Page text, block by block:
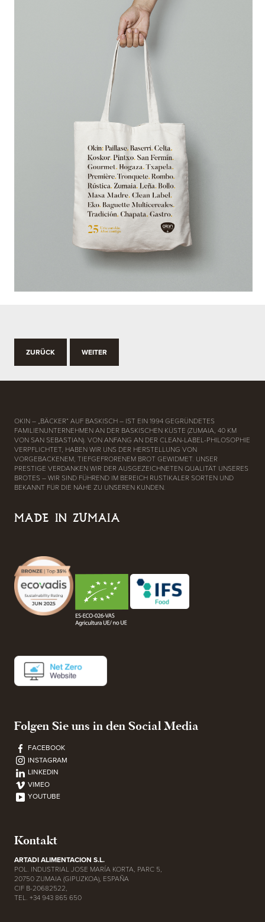
ZURÜCK WEITER
OKIN – „BÄCKER“ AUF BASKISCH – IST EIN 1994 GEGRÜNDETES
FAMILIENUNTERNEHMEN AN DER BASKISCHEN KÜSTE (ZUMAIA, 40 KM
VON SAN SEBASTIAN). VON ANFANG AN DER CLEAN-LABEL-PHILOSOPHIE
VERPFLICHTET, HABEN WIR UNS DER HERSTELLUNG VON
VORGEBACKENEM, TIEFGEFRORENEM BROT GEWIDMET. UNSER
PRESTIGE VERDANKEN WIR DER AUSGEZEICHNETEN QUALITÄT UNSERES
BROTES – WIR SIND FÜHREND IM BEREICH RUSTIKALER SORTEN UND
BEKANNT FÜR DIE NÄHE ZU UNSEREN KUNDEN.
MADE IN ZUMAIA
Folgen Sie uns in den Social Media
FACEBOOK
INSTAGRAM
LINKEDIN
VIMEO
YOUTUBE
Kontakt
ARTADI ALIMENTACION S.L.
POL. INDUSTRIAL JOSE MARÍA KORTA, PARC 5,
20750 ZUMAIA (GIPUZKOA), ESPAÑA
CIF B-20682522,
TEL. +34 943 865 650